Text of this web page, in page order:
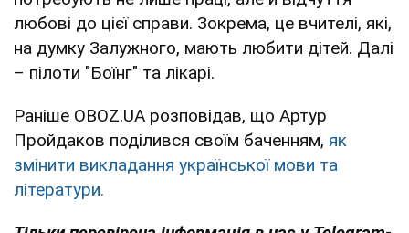
любові до цієї справи. Зокрема, це вчителі, які,
на думку Залужного, мають любити дітей. Далі
– пілоти "Боїнг" та лікарі.
Раніше OBOZ.UA розповідав, що Артур
Пройдаков поділився своїм баченням, як
змінити викладання української мови та
літератури.